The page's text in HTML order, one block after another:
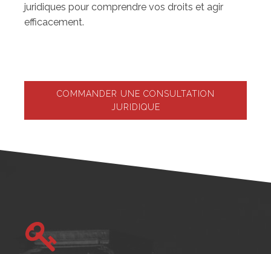
juridiques pour comprendre vos droits et agir
efficacement.
COMMANDER UNE CONSULTATION
JURIDIQUE